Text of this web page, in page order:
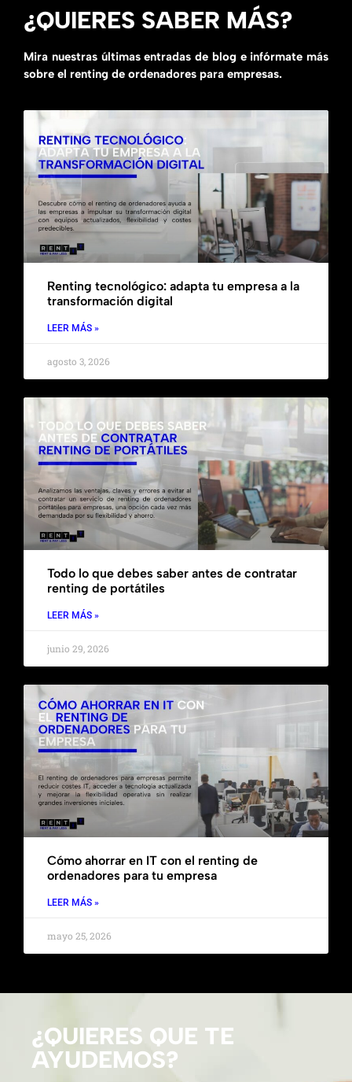
¿QUIERES SABER MÁS?
Mira nuestras últimas entradas de blog e infórmate más
sobre el renting de ordenadores para empresas.
Renting tecnológico: adapta tu empresa a la
transformación digital
LEER MÁS »
agosto 3, 2026
Todo lo que debes saber antes de contratar
renting de portátiles
LEER MÁS »
junio 29, 2026
Cómo ahorrar en IT con el renting de
ordenadores para tu empresa
LEER MÁS »
mayo 25, 2026
¿QUIERES QUE TE
AYUDEMOS?